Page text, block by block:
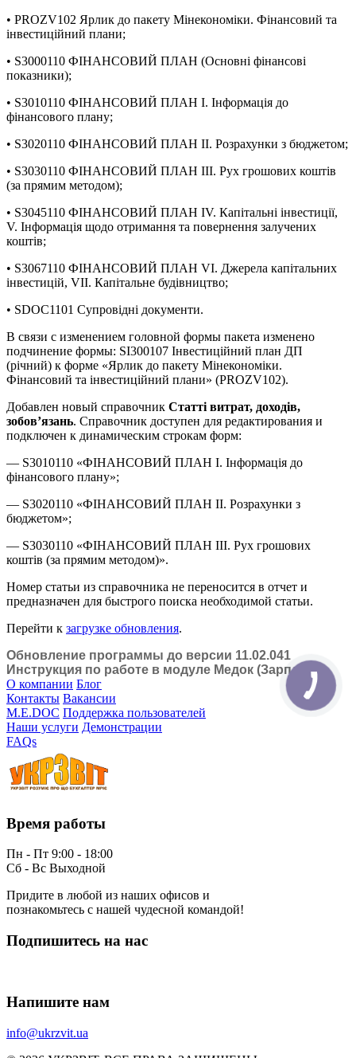
• PROZV102 Ярлик до пакету Мінекономіки. Фінансовий та
інвестиційний плани;
• S3000110 ФІНАНСОВИЙ ПЛАН (Основні фінансові
показники);
• S3010110 ФІНАНСОВИЙ ПЛАН І. Інформація до
фінансового плану;
• S3020110 ФІНАНСОВИЙ ПЛАН ІІ. Розрахунки з бюджетом;
• S3030110 ФІНАНСОВИЙ ПЛАН ІІІ. Рух грошових коштів
(за прямим методом);
• S3045110 ФІНАНСОВИЙ ПЛАН IV. Капітальні інвестиції,
V. Інформація щодо отримання та повернення залучених
коштів;
• S3067110 ФІНАНСОВИЙ ПЛАН VІ. Джерела капітальних
інвестицій, VІІ. Капітальне будівництво;
• SDOC1101 Супровідні документи.
В связи с изменением головной формы пакета изменено
подчинение формы: SI300107 Інвестиційний план ДП
(річний) к форме «Ярлик до пакету Мінекономіки.
Фінансовий та інвестиційний плани» (PROZV102).
Добавлен новый справочник Статті витрат, доходів,
зобов’язань. Справочник доступен для редактирования и
подключен к динамическим строкам форм:
— S3010110 «ФІНАНСОВИЙ ПЛАН І. Інформація до
фінансового плану»;
— S3020110 «ФІНАНСОВИЙ ПЛАН ІІ. Розрахунки з
бюджетом»;
— S3030110 «ФІНАНСОВИЙ ПЛАН ІІІ. Рух грошових
коштів (за прямим методом)».
Номер статьи из справочника не переносится в отчет и
предназначен для быстрого поиска необходимой статьи.
Перейти к загрузке обновления.
Обновление программы до версии 11.02.041
Инструкция по работе в модуле Медок (Зарплата)
О компании Блог
Контакты Вакансии
M.E.DOC Поддержка пользователей
Наши услуги Демонстрации
FAQs
Время работы
Пн - Пт 9:00 - 18:00
Сб - Вс Выходной
Придите в любой из наших офисов и
познакомьтесь с нашей чудесной командой!
Подпишитесь на нас
Напишите нам
info@ukrzvit.ua